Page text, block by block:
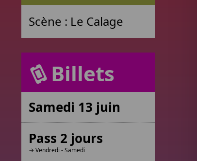
Scène : Le Calage
Billets
Samedi 13 juin
Pass 2 jours
→ Vendredi - Samedi